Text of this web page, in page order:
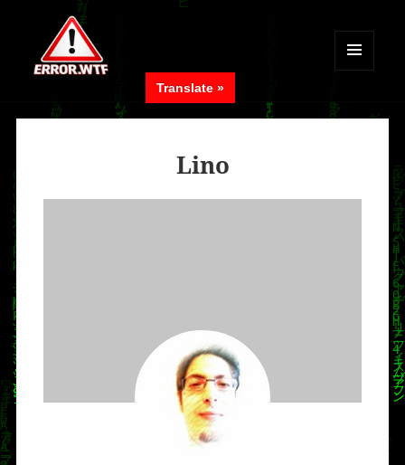
ERROR.WTF
MENÜ
WIDGETS
Lino
Translate »